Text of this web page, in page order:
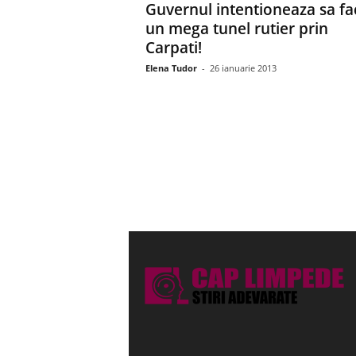
Guvernul intentioneaza sa
un mega tunel rutier prin
Carpati!
Elena Tudor - 26 ianuarie 2013